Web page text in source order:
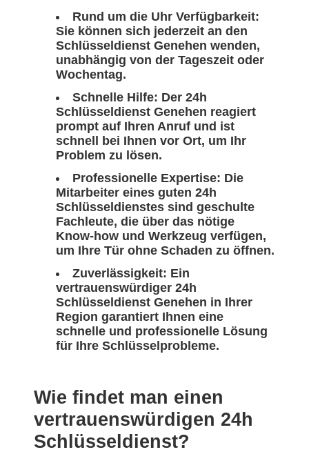
Rund um die Uhr Verfügbarkeit:
Sie können sich jederzeit an den
Schlüsseldienst Genehen wenden,
unabhängig von der Tageszeit oder
Wochentag.
Schnelle Hilfe: Der 24h
Schlüsseldienst Genehen reagiert
prompt auf Ihren Anruf und ist
schnell bei Ihnen vor Ort, um Ihr
Problem zu lösen.
Professionelle Expertise: Die
Mitarbeiter eines guten 24h
Schlüsseldienstes sind geschulte
Fachleute, die über das nötige
Know-how und Werkzeug verfügen,
um Ihre Tür ohne Schaden zu öffnen.
Zuverlässigkeit: Ein
vertrauenswürdiger 24h
Schlüsseldienst Genehen in Ihrer
Region garantiert Ihnen eine
schnelle und professionelle Lösung
für Ihre Schlüsselprobleme.
Wie findet man einen
vertrauenswürdigen 24h
Schlüsseldienst?